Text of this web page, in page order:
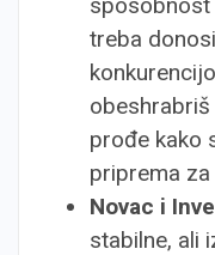
treba
prođe kako
priprema
Novac i
stabilne, ali